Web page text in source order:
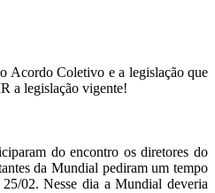
Acordo Coletivo e a legislação que
a legislação vigente!
do encontro os diretores do
da Mundial pediram um tempo
02. Nesse dia a Mundial deveria